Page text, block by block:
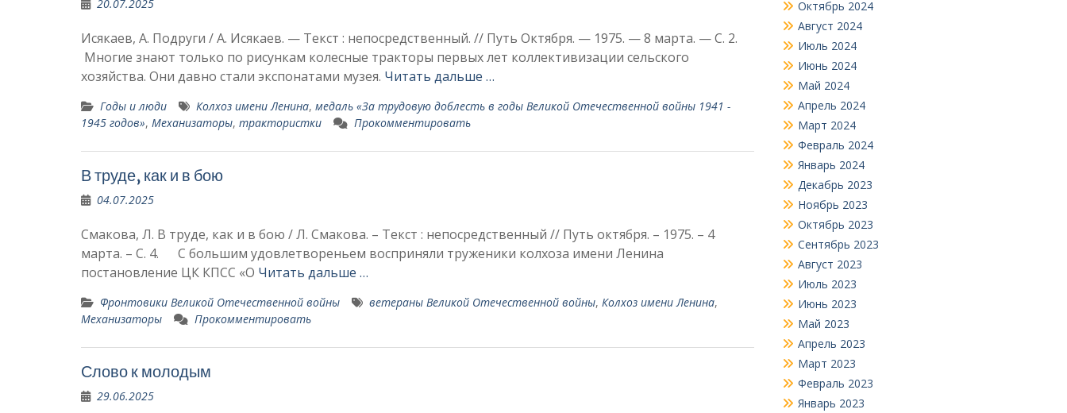
20.07.2025
Исякаев, А. Подруги / А. Исякаев. — Текст : непосредственный. // Путь Октября. — 1975. — 8 марта. — С. 2.
Многие знают только по ри­сункам колесные тракторы первых лет коллективиза­ции сельского
хозяйства. Они давно стали экспонатами му­зея. Читать дальше …
Годы и люди Колхоз имени Ленина, медаль «За трудовую доб­лесть в годы Великой Отече­ственной войны 1941 -
1945 годов», Механизаторы, трактористки Прокомментировать
В труде, как и в бою
04.07.2025
Смакова, Л. В труде, как и в бою / Л. Смакова. – Текст : непосредственный // Путь октября. – 1975. – 4
марта. – С. 4. С большим удовлетвореньем восприняли труженики колхоза имени Ленина
постановление ЦК КПСС «О Читать дальше …
Фронтовики Великой Отечественной войны ветераны Великой Отечественной войны, Колхоз имени Ленина,
Механизаторы
Прокомментировать
Слово к молодым
29.06.2025
Октябрь 2024
Август 2024
Июль 2024
Июнь 2024
Май 2024
Апрель 2024
Март 2024
Февраль 2024
Январь 2024
Декабрь 2023
Ноябрь 2023
Октябрь 2023
Сентябрь 2023
Август 2023
Июль 2023
Июнь 2023
Май 2023
Апрель 2023
Март 2023
Февраль 2023
Январь 2023